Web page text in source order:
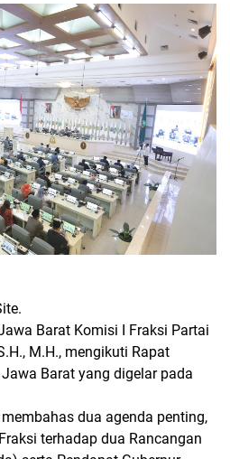
Barat Komisi I Fraksi Partai
M.H., mengikuti Rapat
Barat yang digelar pada
dua agenda penting,
terhadap dua Rancangan